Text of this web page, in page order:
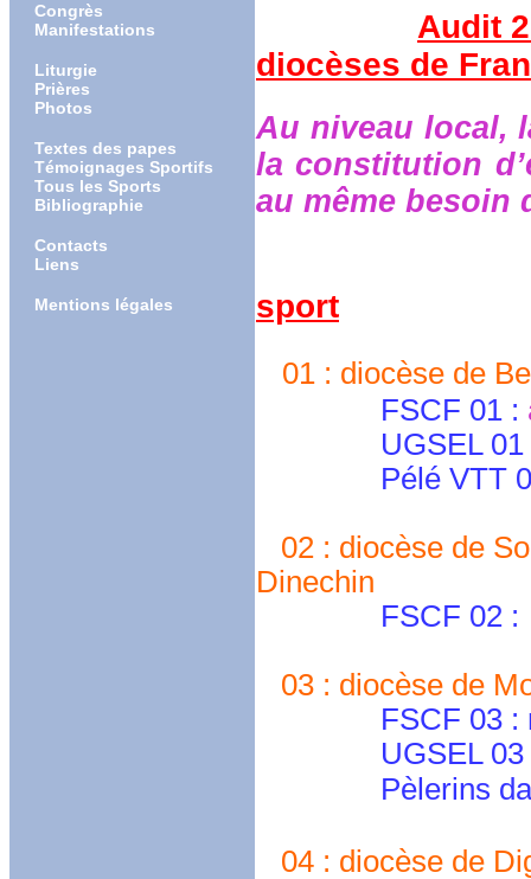
Congrès
Manifestations
Liturgie
Prières
Photos
Textes des papes
Témoignages Sportifs
Tous les Sports
Bibliographie
Contacts
Liens
Mentions légales
Audit
diocèses de
Au niveau local,
la constitution
au même besoin
sport
01 : diocèse de
FSCF 01 :
UGSEL 01 :
Pélé VTT 01 :
02 : diocèse de
Dinechin
FSCF 02 :
03 : diocèse de
FSCF 03 :
UGSEL 03
Pèlerins
04 : diocèse de